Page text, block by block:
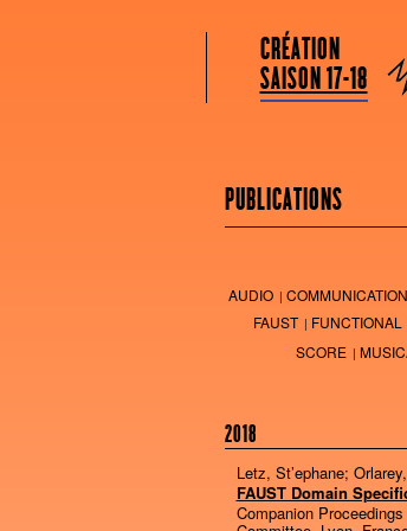
Grame
Menu principal
Aller au contenu
Aller au contenu
CRÉATION
SAISON 17-18
PUBLICATIONS
AUDIO COMMUNICATION
FAUST
FUNCTIONAL
SCORE
2018
Letz, St’ephane;
FAUST Domain
Companion